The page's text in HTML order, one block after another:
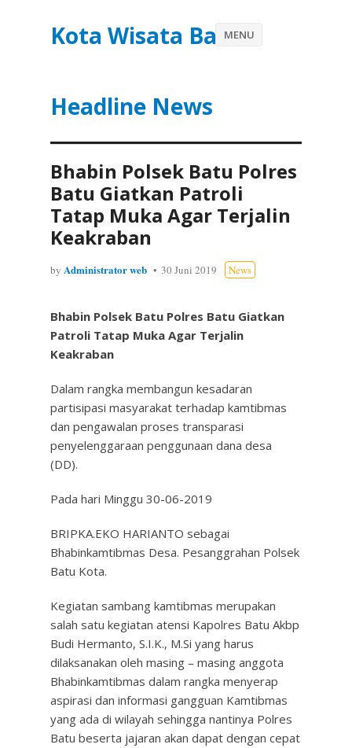
Kota Wisata Batu
Headline News
MENU
Bhabin Polsek Batu Polres
Batu Giatkan Patroli
Tatap Muka Agar Terjalin
Keakraban
by Administrator web 30 Juni 2019 News
Bhabin Polsek Batu Polres Batu Giatkan
Patroli Tatap Muka Agar Terjalin
Keakraban
Dalam rangka membangun kesadaran
partisipasi masyarakat terhadap kamtibmas
dan pengawalan proses transparasi
penyelenggaraan penggunaan dana desa
(DD).
Pada hari Minggu 30-06-2019
BRIPKA.EKO HARIANTO sebagai
Bhabinkamtibmas Desa. Pesanggrahan Polsek
Batu Kota.
Kegiatan sambang kamtibmas merupakan
salah satu kegiatan atensi Kapolres Batu Akbp
Budi Hermanto, S.I.K., M.Si yang harus
dilaksanakan oleh masing – masing anggota
Bhabinkamtibmas dalam rangka menyerap
aspirasi dan informasi gangguan Kamtibmas
yang ada di wilayah sehingga nantinya Polres
Batu beserta jajaran akan dapat dengan cepat